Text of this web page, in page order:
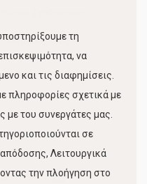
Κίνηση Λιμένοςτη
να
και τις διαφημίσεις.
πληροφορίες σχετικά με
του συνεργάτες μας.
σε
Λειτουργικά
την πλοήγηση στο